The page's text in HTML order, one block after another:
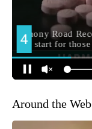
Around the Web